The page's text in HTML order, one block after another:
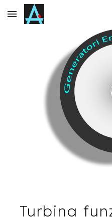
Skip to main content
Turbina